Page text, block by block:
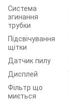
Система
згинання
трубки
Підсвічування
щітки
Датчик пилу
Дисплей
Фільтр що
миється